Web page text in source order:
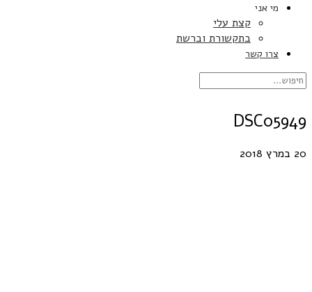
מי אני
קצת עלי
בתקשורת וברשת
צרו קשר
DSC05949
20 במרץ 2018